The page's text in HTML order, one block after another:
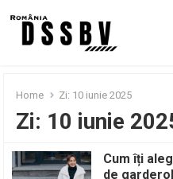
Home Zi: 10 iunie 2025
Zi: 10 iunie
Cum îți
de